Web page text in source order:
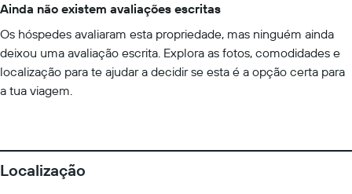
Ainda não existem avaliações escritas
Os hóspedes avaliaram esta propriedade, mas ninguém ainda
deixou uma avaliação escrita. Explora as fotos, comodidades e
localização para te ajudar a decidir se esta é a opção certa para
a tua viagem.
Localização